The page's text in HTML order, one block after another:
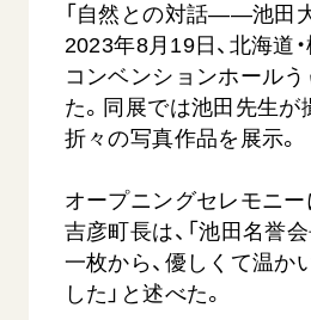
御本尊
日蓮大聖人の仏法（教学入門）
釈尊～法華経
日蓮大聖人
創価学会の三代会長
初代会長・牧口常三郎先生
第2代会長・戸田城聖先生
朝晩の祈り（勤行・唱題）
座談会
仏法を学ぶ
仏法を語る
年間の活動について
友人葬
「平和の文化」を構築
核兵器の廃絶に向け連帯を拡大
「人権文化」「ジェンダー平等」を
人道支援
音楽活動
展示活動
世界の創価学会
各国ウェブサイト
基本情報
創価学会 会憲
創価学会 会則
創価学会 社会憲章
会員サポート
座談会御書ｅ講義
関連リンク
「自然との対話――池田
2023年8月19日、北海道
コンベンションホールう
た。同展では池田先生が
折々の写真作品を展示。
オープニングセレモニ
吉彦町長は、「池田名誉
一枚から、優しくて温か
した」と述べた。